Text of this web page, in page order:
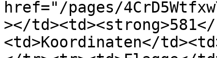
href="/pages/
></
<td>Koordinaten</